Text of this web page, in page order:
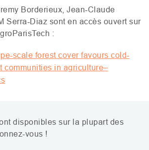
Borderieux, Jean‐Claude
Serra‐Diaz sont en accès ouvert sur
:
forest cover favours cold‐
communities in agriculture–
disponibles sur la plupart des
vous !